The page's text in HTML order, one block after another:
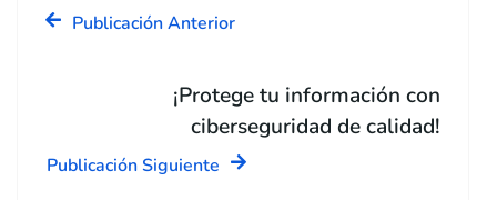
Publicación Anterior
¡Protege tu información con
ciberseguridad de calidad!
Publicación Siguiente